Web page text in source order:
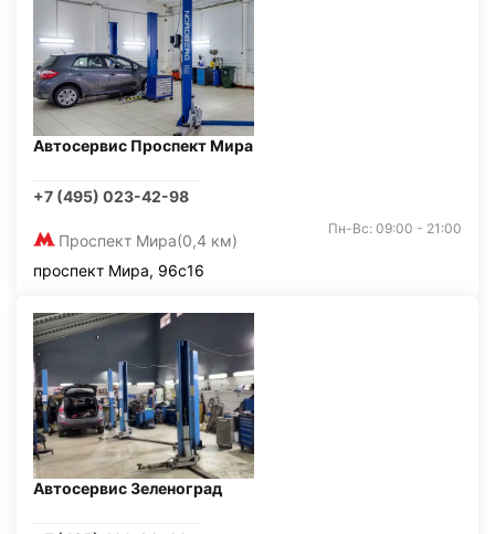
Автосервис Проспект Мира
+7 (495) 023-42-98
Проспект Мира(0,4 км)
Пн-Вс: 09:00 - 21:00
проспект Мира, 96с16
Автосервис Зеленоград